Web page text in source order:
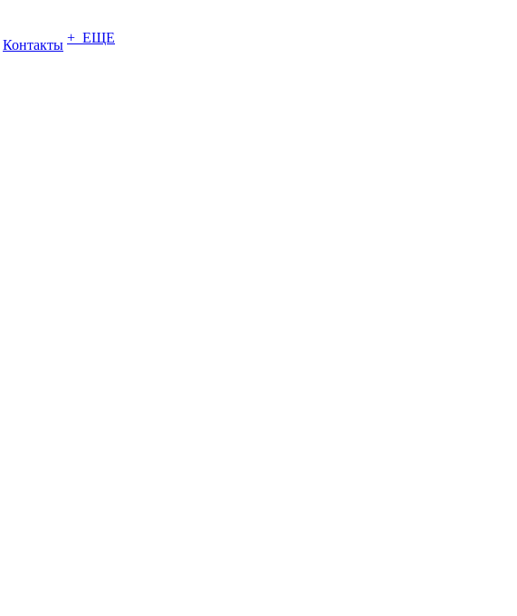
Контакты + ЕЩЕ